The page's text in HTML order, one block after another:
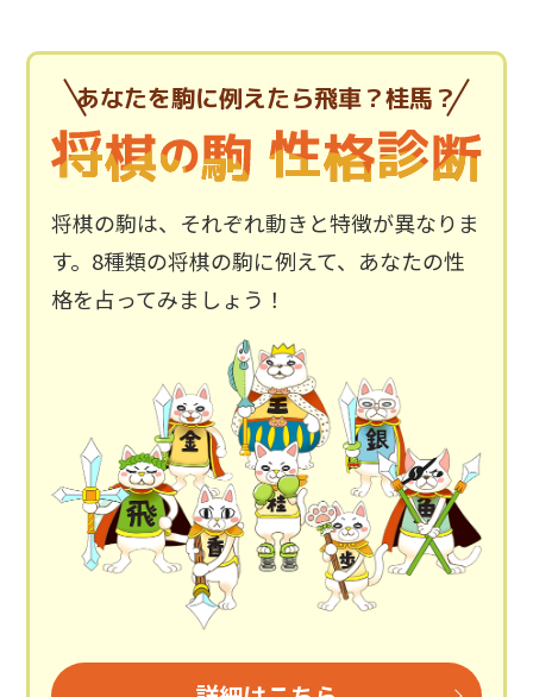
2024/10/14 J:COM賞
獺ヶ口 笑保人四段・吉池 隆真四段へ「J:COM賞」を贈
呈しました。
2024/9/30 結果速報
中国大会の結果速報を掲載しました。
東海大会にご当選された方へ当選のご案内をお送りし
2024/9/19 結果速報
関東大会の結果速報を掲載しました。
あなたを駒に例えたら飛車？桂馬？
将棋の駒は、それぞれ動きと特徴が異なりま
す。8種類の将棋の駒に例えて、あなたの性
格を占ってみましょう！